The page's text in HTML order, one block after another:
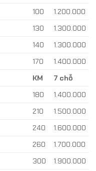
100
1.200.000
130
1.300.000
140
1.300.000
170
1.400.000
KM
7 chỗ
180
1.400.000
210
1.500.000
240
1.600.000
260
1.700.000
300
1.900.000